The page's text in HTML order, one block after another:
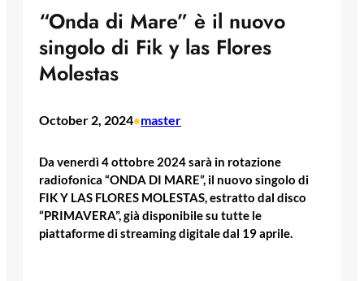
“Onda di Mare” è il nuovo
singolo di Fik y las Flores
Molestas
October 2, 2024•master
Da venerdì 4 ottobre 2024 sarà in rotazione
radiofonica “ONDA DI MARE”, il nuovo singolo di
FIK Y LAS FLORES MOLESTAS, estratto dal disco
“PRIMAVERA”, già disponibile su tutte le
piattaforme di streaming digitale dal 19 aprile.